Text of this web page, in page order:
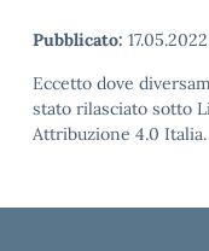
Pubblicato: 17.05.2022
Eccetto dove
stato rilasciato sotto
Attribuzione 4.0 Italia.